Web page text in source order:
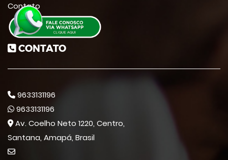
Contato
CONTATO
9633131196
9633131196
Av. Coelho Neto 1220, Centro,
Santana, Amapá, Brasil